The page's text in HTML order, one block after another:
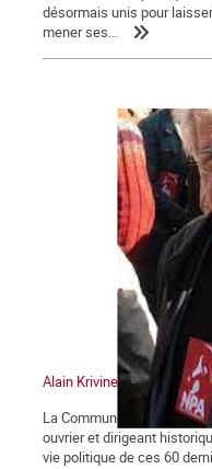
désormais unis pour
mener ses...
Alain Krivine
La Commune tient à
ouvrier et dirigeant
vie politique de ces 60